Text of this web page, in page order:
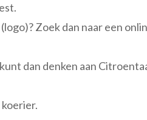
Zoek dan naar een
dan denken aan